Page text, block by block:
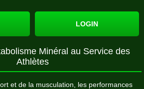
LOGIN
Minéral au Service des
Athlètes
et de la musculation, les performances